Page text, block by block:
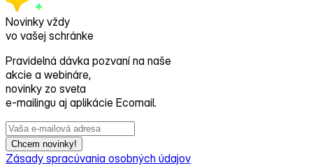
Novinky vždy
vo vašej schránke
Pravidelná dávka pozvaní na naše
akcie a webináre,
novinky zo sveta
e‑mailingu aj aplikácie Ecomail.
Chcem novinky!
Zásady spracúvania osobných údajov